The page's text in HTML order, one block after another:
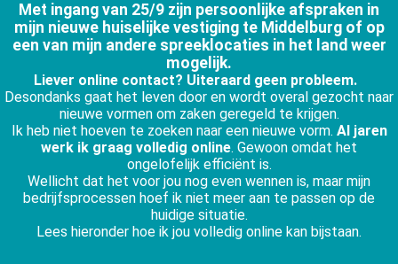
Met ingang van 25/9 zijn persoonlijke afspraken in
mijn nieuwe huiselijke vestiging te Middelburg of op
een van mijn andere spreeklocaties in het land weer
mogelijk.
Liever online contact? Uiteraard geen probleem.
Desondanks gaat het leven door en wordt overal gezocht naar
nieuwe vormen om zaken geregeld te krijgen.
Ik heb niet hoeven te zoeken naar een nieuwe vorm. Al jaren
werk ik graag volledig online. Gewoon omdat het
ongelofelijk efficiënt is.
Wellicht dat het voor jou nog even wennen is, maar mijn
bedrijfsprocessen hoef ik niet meer aan te passen op de
huidige situatie.
Lees hieronder hoe ik jou volledig online kan bijstaan.